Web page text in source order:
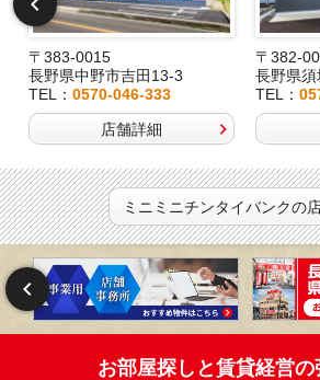
〒383-0015
長野県中野市吉田13-3
TEL： 0570-046-333
店舗詳細
〒382-
長野県須
TEL：
ミニミニチンタイバンクの
お部屋探しと賃貸経営